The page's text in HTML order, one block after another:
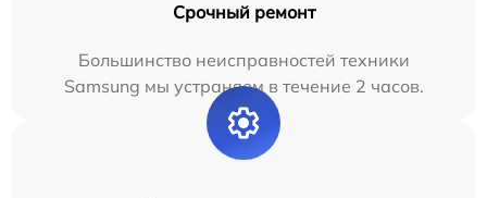
Срочный ремонт
Большинство неисправностей техники
Samsung мы устраняем в течение 2 часов.